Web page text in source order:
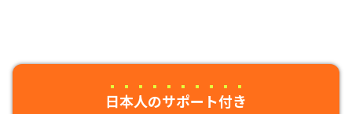
日本人のサポート付き